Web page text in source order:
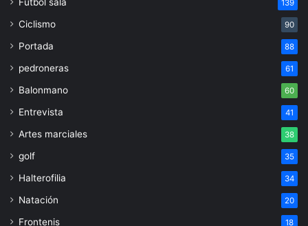
139
Ciclismo 90
Portada 88
pedroneras 61
Balonmano 60
Entrevista 41
Artes marciales 38
golf 35
Halterofilia 34
Natación 20
Frontenis 18